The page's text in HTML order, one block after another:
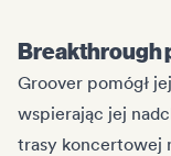
Breakthrough
Groover pomógł
wspierając jej
trasy koncertowej